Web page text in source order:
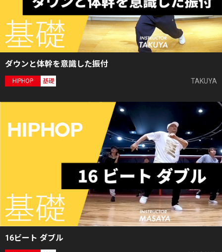
ダウンと体幹を意識した振付
HIPHOP 基礎 TAKUYA
16ビート ダブル